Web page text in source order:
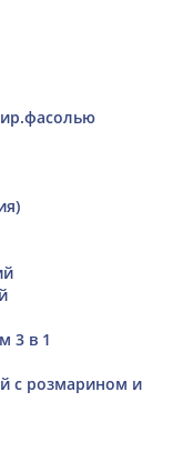
3 в 1
с розмарином и